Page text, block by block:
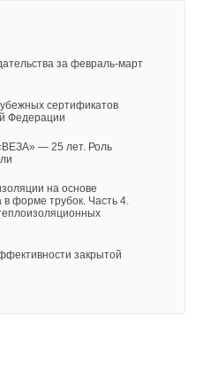
за февраль-март
сертификатов
Федерации
— 25 лет. Роль
на основе
в форме трубок. Часть 4.
закрытой
превышения и снижения
уровня в баках СО и
температур в баках СО и
технологической сети;
канальным